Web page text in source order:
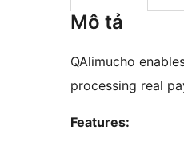
Mô tả
QAlimucho
processing real
Features: